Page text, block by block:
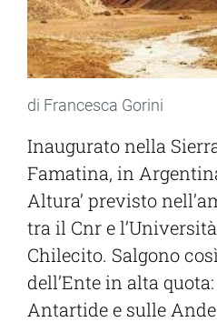
di Francesca Gorini
Inaugurato nella
Famatina, in
Altura’ previsto
tra il Cnr e
Chilecito. Salgono
dell’Ente in alta
Antartide e sulle Ande